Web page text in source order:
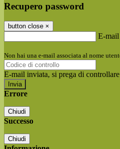
Recupero password
button close ×
E-mail
Non hai una e-mail associata al nome
E-mail inviata, si prega di
Errore
Chiudi
Successo
Chiudi